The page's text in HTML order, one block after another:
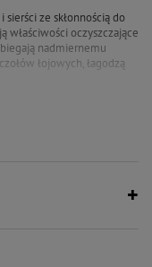
ze skłonnością do
właściwości oczyszczające
nadmiernemu
łojowych, łagodzą